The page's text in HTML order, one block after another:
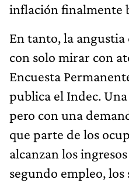
inflación finalmente
En tanto, la
con solo mirar con
Encuesta
publica el Indec.
pero con una
que parte de los
alcanzan los
segundo empleo,